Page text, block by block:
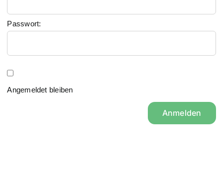
Passwort:
Angemeldet bleiben
Anmelden